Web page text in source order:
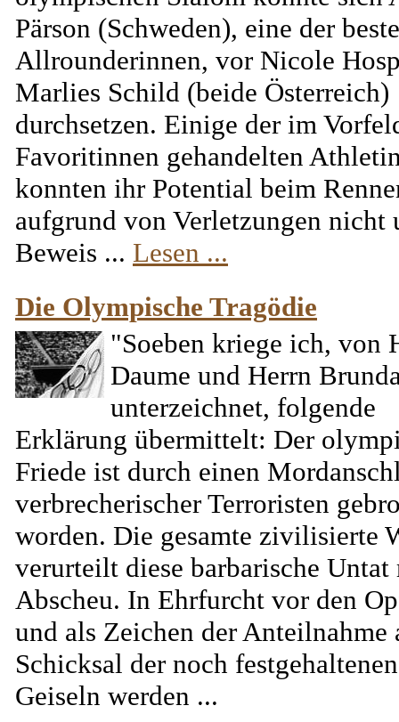
Pärson (Schweden), eine der
Allrounderinnen, vor Nicole
Marlies Schild (beide Österreich)
durchsetzen. Einige der im
Favoritinnen gehandelten
konnten ihr Potential beim
aufgrund von Verletzungen nicht
Beweis ... Lesen ...
Die Olympische Tragödie
"Soeben kriege ich, von
Daume und Herrn
unterzeichnet, folgende
Erklärung übermittelt: Der
Friede ist durch einen
verbrecherischer Terroristen
worden. Die gesamte zivilisierte
verurteilt diese barbarische Untat
Abscheu. In Ehrfurcht vor den
und als Zeichen der Anteilnahme
Schicksal der noch festgehaltenen
Geiseln werden ...